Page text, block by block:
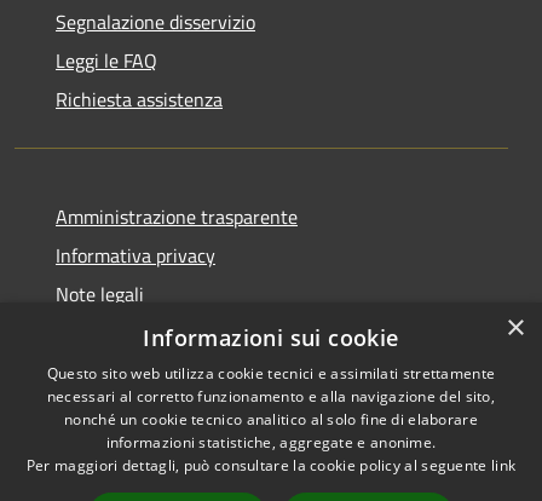
Segnalazione disservizio
Leggi le FAQ
Richiesta assistenza
Amministrazione trasparente
Informativa privacy
Note legali
Dichiarazione di accessibilità
RSS
Accessibilità
Copyright © 2026 • Comune di
×
Informazioni sui cookie
Questo sito web utilizza cookie tecnici e assimilati strettamente
necessari al corretto funzionamento e alla navigazione del sito,
nonché un cookie tecnico analitico al solo fine di elaborare
informazioni statistiche, aggregate e anonime.
Per maggiori dettagli, può consultare la cookie policy al seguente link